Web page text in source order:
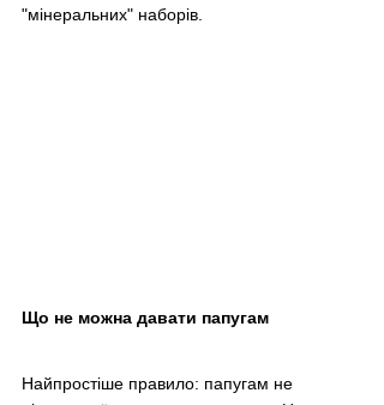
"мінеральних" наборів.
Що не можна давати папугам
Найпростіше правило: папугам не